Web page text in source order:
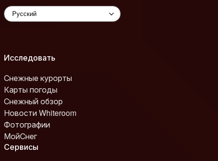
Исследовать
Снежные курорты
Карты погоды
Снежный обзор
Новости Whiteroom
Фотографии
МойСнег
Сервисы